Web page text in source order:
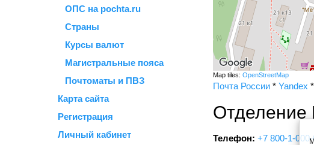
ОПС на pochta.ru
Страны
Курсы валют
Магистральные пояса
Почтоматы и ПВЗ
Карта сайта
Регистрация
Личный кабинет
Map tiles: OpenStreetMap
Почта России * Yandex *
Отделение
Телефон: +7 800-1-